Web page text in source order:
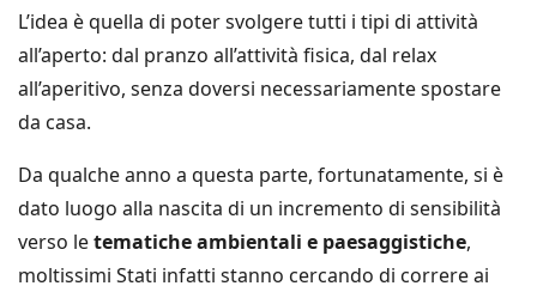
L’idea è quella di poter svolgere tutti i tipi di attività
all’aperto: dal pranzo all’attività fisica, dal relax
all’aperitivo, senza doversi necessariamente spostare
da casa.
Da qualche anno a questa parte, fortunatamente, si è
dato luogo alla nascita di un incremento di sensibilità
verso letematiche ambientali e paesaggistiche,
moltissimi Stati infatti stanno cercando di correre ai